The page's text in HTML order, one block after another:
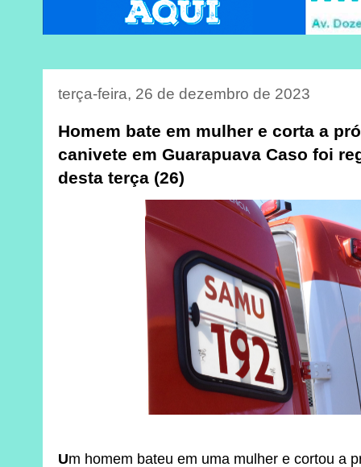
terça-feira, 26 de dezembro de 2023
Homem bate em mulher e corta a
canivete em Guarapuava Caso foi
desta terça (26)
Um homem bateu em uma mulher e cortou a